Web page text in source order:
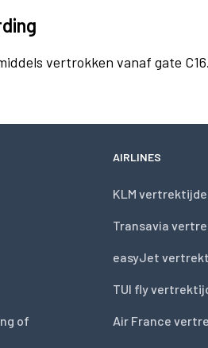
vertrokken vanaf gate C16.
of
AIRLINES
KLM
Transavia
easyJet
TUI fly
Air France